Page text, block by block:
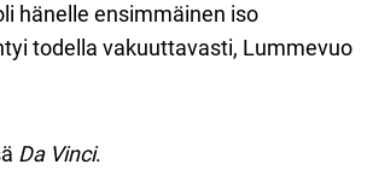
hänelle ensimmäinen iso
todella vakuuttavasti, Lummevuo
Da Vinci.